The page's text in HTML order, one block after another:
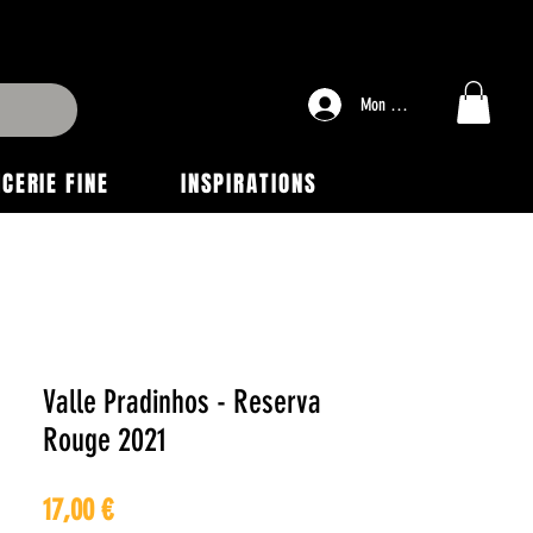
Mon compte
FINE INSPIRATIONS
Valle Pradinhos - Reserva
Rouge 2021
17,00 €Prix